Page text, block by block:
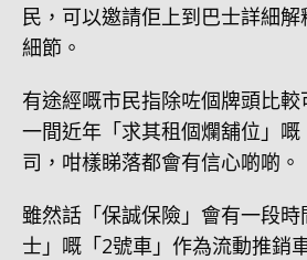
民，可以邀請佢上到巴士詳細
細節。
有途經嘅市民指除咗個牌頭比
一間近年「求其租個爛舖位」嘅
司，咁樣睇落都會有信心啲啲。
雖然話「保誠保險」會有一段
士」嘅「2號車」作為流動推銷